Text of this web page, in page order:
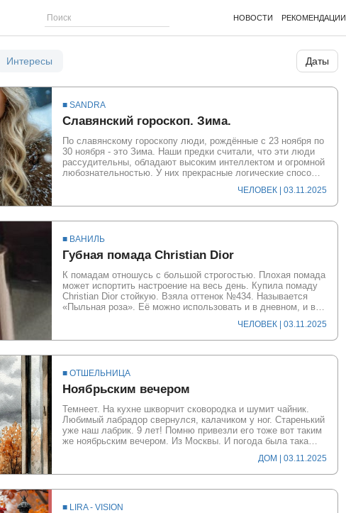
НОВОСТИ РЕКОМЕНДАЦИИ
Интересы Даты
неделя день
■ SANDRA
Славянский гороскоп. Зима.
По славянскому гороскопу люди, рождённые с 23 ноября по
30 ноября - это Зима. Наши предки считали, что эти люди
рассудительны, обладают высоким интеллектом и огромной
любознательностью. У них прекрасные логические спосо…
ЧЕЛОВЕК| 03.11.2025
■ ВАНИЛЬ
Губная помада Christian Dior
К помадам отношусь с большой строгостью. Плохая помада
может испортить настроение на весь день. Купила помаду
Christian Dior стойкую. Взяла оттенок №434. Называется
«Пыльная роза». Её можно использовать и в дневном, и в…
ЧЕЛОВЕК| 03.11.2025
■ ОТШЕЛЬНИЦА
Ноябрьским вечером
Темнеет. На кухне шкворчит сковородка и шумит чайник.
Любимый лабрадор свернулся, калачиком у ног. Старенький
уже наш лабрик. 9 лет! Помню привезли его тоже вот таким
же ноябрьским вечером. Из Москвы. И погода была така…
ДОМ | 03.11.2025
■ LIRA - VISION